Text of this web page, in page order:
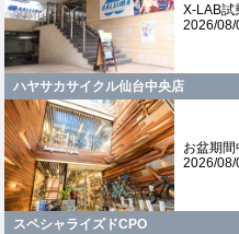
X-LAB試
2026/08/
ハヤサカサイクル仙台中央店
お盆期
2026/08/
スペシャライズドCPO